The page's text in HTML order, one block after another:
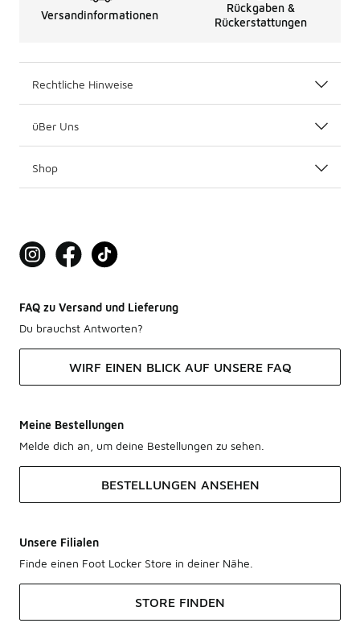
Versandinformationen
Rückgaben &
Rückerstattungen
Rechtliche Hinweise
üBer Uns
Shop
FAQ zu Versand und Lieferung
Du brauchst Antworten?
WIRF EINEN BLICK AUF UNSERE FAQ
Meine Bestellungen
Melde dich an, um deine Bestellungen zu sehen.
BESTELLUNGEN ANSEHEN
Unsere Filialen
Finde einen Foot Locker Store in deiner Nähe.
STORE FINDEN